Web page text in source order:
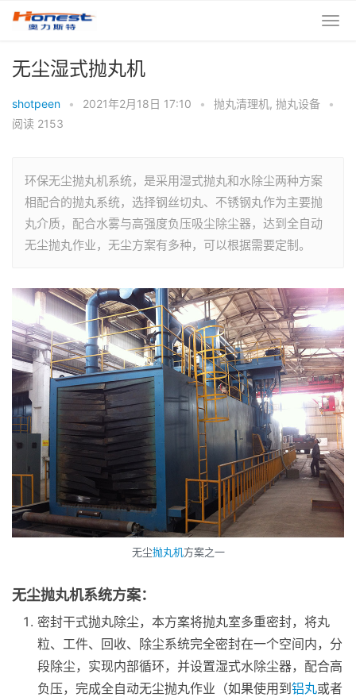
无尘湿式抛丸机
shotpeen • 2021年2月18日 17:10 • 抛丸清理机, 抛丸设备
•
阅读 2153
环保无尘抛丸机系统，是采用湿式抛丸和水除尘两种方案
相配合的抛丸系统，选择钢丝切丸、不锈钢丸作为主要抛
丸介质，配合水雾与高强度负压吸尘除尘器，达到全自动
无尘抛丸作业，无尘方案有多种，可以根据需要定制。
无尘抛丸机方案之一
无尘抛丸机系统方案：
密封干式抛丸除尘，本方案将抛丸室多重密封，将丸
粒、工件、回收、除尘系统完全密封在一个空间内，分
段除尘，实现内部循环，并设置湿式水除尘器，配合高
负压，完成全自动无尘抛丸作业（如果使用到铝丸或者